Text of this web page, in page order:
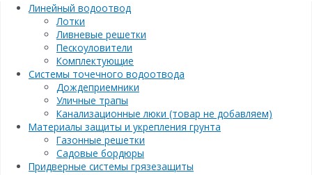
Линейный водоотвод
Лотки
Ливневые решетки
Пескоуловители
Комплектующие
Системы точечного водоотвода
Дождеприемники
Уличные трапы
Канализационные люки (товар не добавляем)
Материалы защиты и укрепления грунта
Газонные решетки
Садовые бордюры
Придверные системы грязезащиты